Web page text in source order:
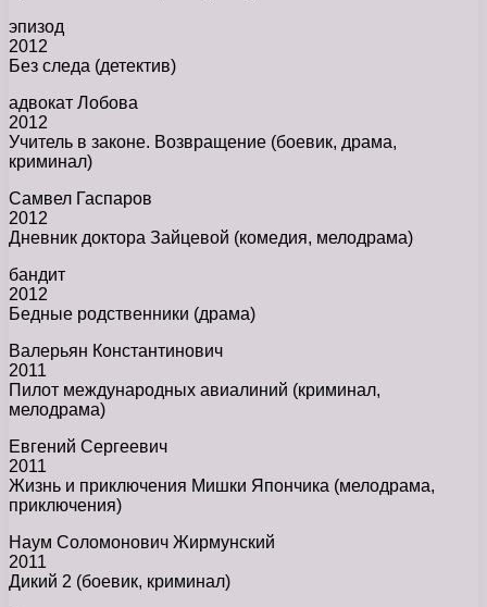
эпизод
2012
Без следа (детектив)
адвокат Лобова
2012
Учитель в законе. Возвращение (боевик, драма,
криминал)
Самвел Гаспаров
2012
Дневник доктора Зайцевой (комедия, мелодрама)
бандит
2012
Бедные родственники (драма)
Валерьян Константинович
2011
Пилот международных авиалиний (криминал,
мелодрама)
Евгений Сергеевич
2011
Жизнь и приключения Мишки Япончика (мелодрама,
приключения)
Наум Соломонович Жирмунский
2011
Дикий 2 (боевик, криминал)